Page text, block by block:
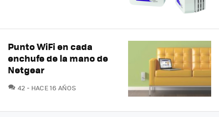
Punto WiFi en cada
enchufe de la mano de
Netgear
42 COMENTARIOS
HACE 16 AÑOS